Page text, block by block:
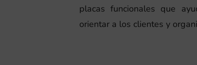
placas funcionales que
orientar a los clientes y